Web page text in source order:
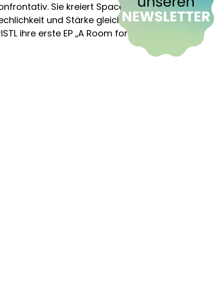
Sie kreiert Spaces, in denen
und Stärke gleichermaßen
ihre erste EP „A Room for her own“.